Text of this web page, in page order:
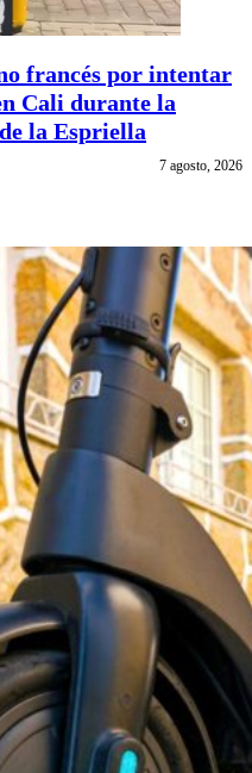
francés por intentar
Cali durante la
la Espriella
7 agosto, 2026